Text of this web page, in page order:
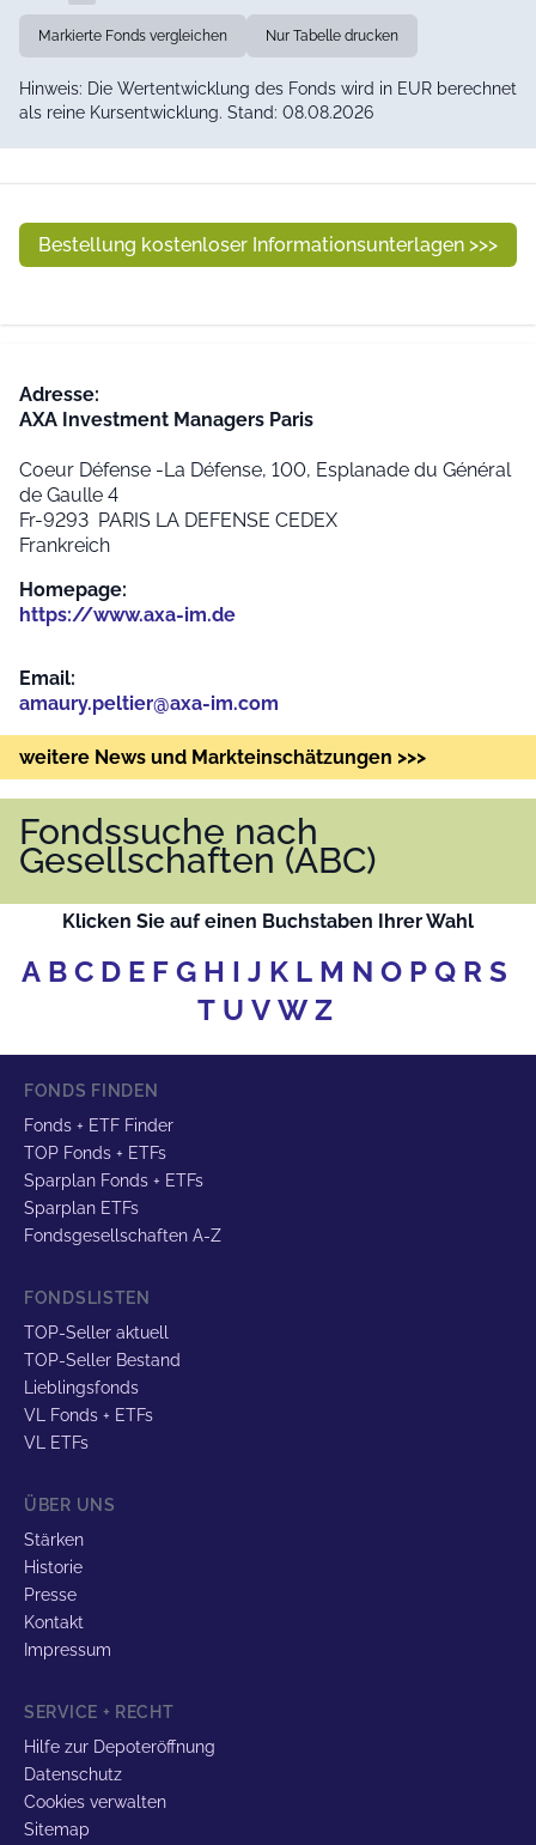
Markierte Fonds vergleichen Nur Tabelle drucken
Hinweis: Die Wertentwicklung des Fonds wird in EUR berechnet
als reine Kursentwicklung. Stand: 08.08.2026
Bestellung kostenloser Informationsunterlagen >>>
Adresse:
AXA Investment Managers Paris
Coeur Défense -La Défense, 100, Esplanade du Général
de Gaulle 4
Fr-9293 PARIS LA DEFENSE CEDEX
Frankreich
Homepage:
https://www.axa-im.de
Email:
amaury.peltier@axa-im.com
weitere News und Markteinschätzungen >>>
Fondssuche nach
Gesellschaften (ABC)
Klicken Sie auf einen Buchstaben Ihrer Wahl
A B C D E F G H I J K L M N O P Q R S
T U V W Z
FONDS FINDEN
Fonds + ETF Finder
TOP Fonds + ETFs
Sparplan Fonds + ETFs
Sparplan ETFs
Fondsgesellschaften A-Z
FONDSLISTEN
TOP-Seller aktuell
TOP-Seller Bestand
Lieblingsfonds
VL Fonds + ETFs
VL ETFs
ÜBER UNS
Stärken
Historie
Presse
Kontakt
Impressum
SERVICE + RECHT
Hilfe zur Depoteröffnung
Datenschutz
Cookies verwalten
Sitemap